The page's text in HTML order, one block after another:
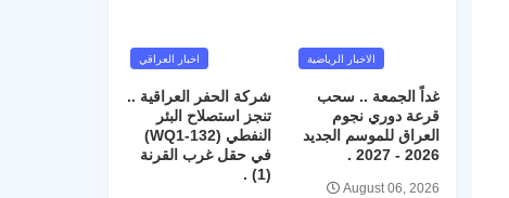
الاخبار الرياضية
غداً الجمعة .. سحب
قرعة دوري نجوم
العراق للموسم الجديد
2026 - 2027 .
August 06, 2026
اخبار العراقي
شركة الحفر العراقية ..
تنجز استصلاح البئر
النفطي (WQ1-132)
في حقل غرب القرنة
(1) .